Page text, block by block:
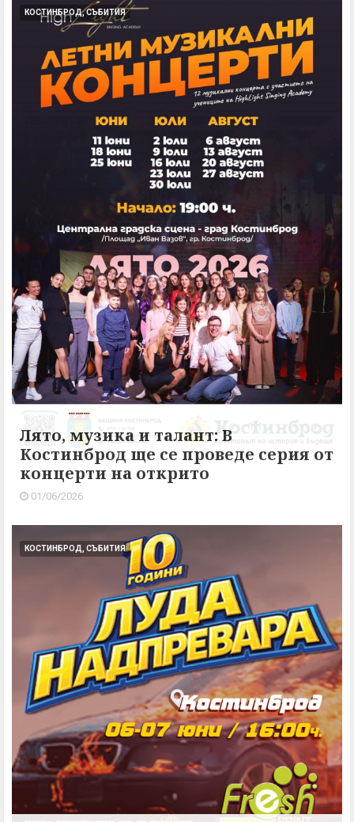
КОСТИНБРОД, СЪБИТИЯ
Лято, музика и талант: В
Костинброд ще се проведе серия от
концерти на открито
01/06/2026
КОСТИНБРОД, СЪБИТИЯ